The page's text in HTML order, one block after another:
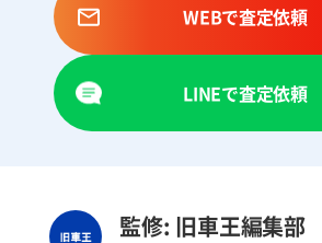
WEBで査定依頼
LINEで査定依頼
監修: 旧車王編集部